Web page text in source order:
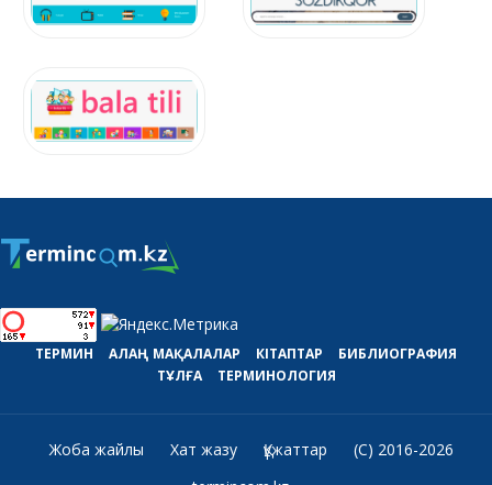
ТЕРМИН АЛАҢ МАҚАЛАЛАР КІТАПТАР
БИБЛИОГРАФИЯ
ТҰЛҒА
ТЕРМИНОЛОГИЯ
Жоба жайлы Хат жазу Құжаттар
(C) 2016-2026